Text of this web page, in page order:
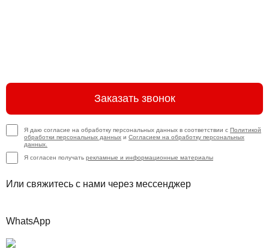
Заказать звонок
Я даю согласие на обработку персональных данных в соответствии с Политикой
обработки персональных данных и Согласием на обработку персональных
данных.
Я согласен получать рекламные и информационные материалы
Или свяжитесь с нами через мессенджер
WhatsApp